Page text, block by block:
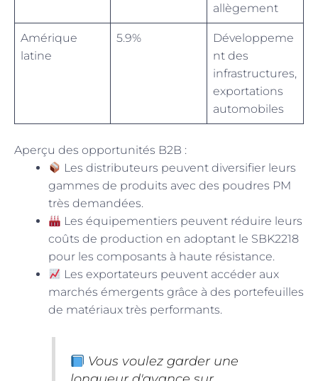
allègement
Amérique
latine
5.9%
Développeme
nt des
infrastructures,
exportations
automobiles
Aperçu des opportunités B2B :
Les distributeurs peuvent diversifier leurs
gammes de produits avec des poudres PM
très demandées.
Les équipementiers peuvent réduire leurs
coûts de production en adoptant le SBK2218
pour les composants à haute résistance.
Les exportateurs peuvent accéder aux
marchés émergents grâce à des portefeuilles
de matériaux très performants.
Vous voulez garder une